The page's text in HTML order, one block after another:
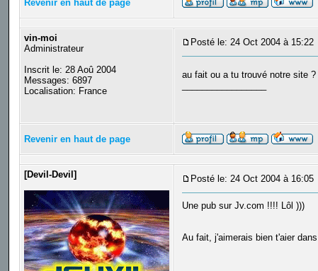
Revenir en haut de page
vin-moi
Administrateur
Inscrit le: 28 Aoû 2004
Messages: 6897
Localisation: France
Posté le: 24 Oct 2004 à 15:22
au fait ou a tu trouvé notre site ?
Revenir en haut de page
[Devil-Devil] Posté le: 24 Oct 2004 à 16:05
Une pub sur Jv.com !!!! Lôl )))
Au fait, j'aimerais bien t'aier